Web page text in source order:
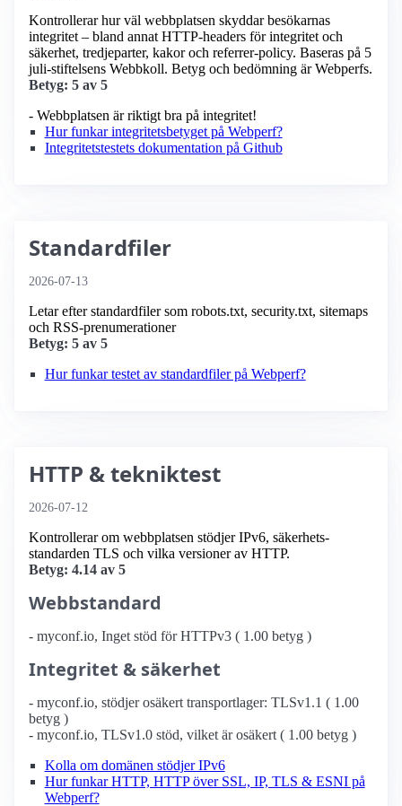
Kontrollerar hur väl webbplatsen skyddar besökarnas
integritet – bland annat HTTP-headers för integritet och
säkerhet, tredjeparter, kakor och referrer-policy. Baseras på 5
juli-stiftelsens Webbkoll. Betyg och bedömning är Webperfs.
Betyg: 5 av 5
- Webbplatsen är riktigt bra på integritet!
Hur funkar integritetsbetyget på Webperf?
Integritetstestets dokumentation på Github
Standardfiler
2026-07-13
Letar efter standardfiler som robots.txt, security.txt, sitemaps
och RSS-prenumerationer
Betyg: 5 av 5
Hur funkar testet av standardfiler på Webperf?
HTTP & tekniktest
2026-07-12
Kontrollerar om webbplatsen stödjer IPv6, säkerhets­
standarden TLS och vilka versioner av HTTP.
Betyg: 4.14 av 5
Webbstandard
- myconf.io, Inget stöd för HTTPv3 ( 1.00 betyg )
Integritet & säkerhet
- myconf.io, stödjer osäkert transportlager: TLSv1.1 ( 1.00
betyg )
- myconf.io, TLSv1.0 stöd, vilket är osäkert ( 1.00 betyg )
Kolla om domänen stödjer IPv6
Hur funkar HTTP, HTTP över SSL, IP, TLS & ESNI på
Webperf?